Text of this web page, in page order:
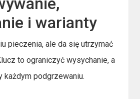
i warianty
pieczenia, ale da się utrzymać
to ograniczyć wysychanie, a
każdym podgrzewaniu.